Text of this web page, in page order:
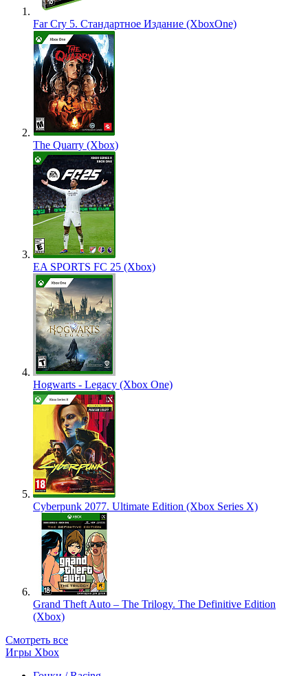
Far Cry 5. Стандартное Издание (XboxOne)
The Quarry (Xbox)
EA SPORTS FC 25 (Xbox)
Hogwarts - Legacy (Xbox One)
Cyberpunk 2077. Ultimate Edition (Xbox Series X)
Grand Theft Auto – The Trilogy. The Definitive Edition
(Xbox)
Смотреть все
Игры Xbox